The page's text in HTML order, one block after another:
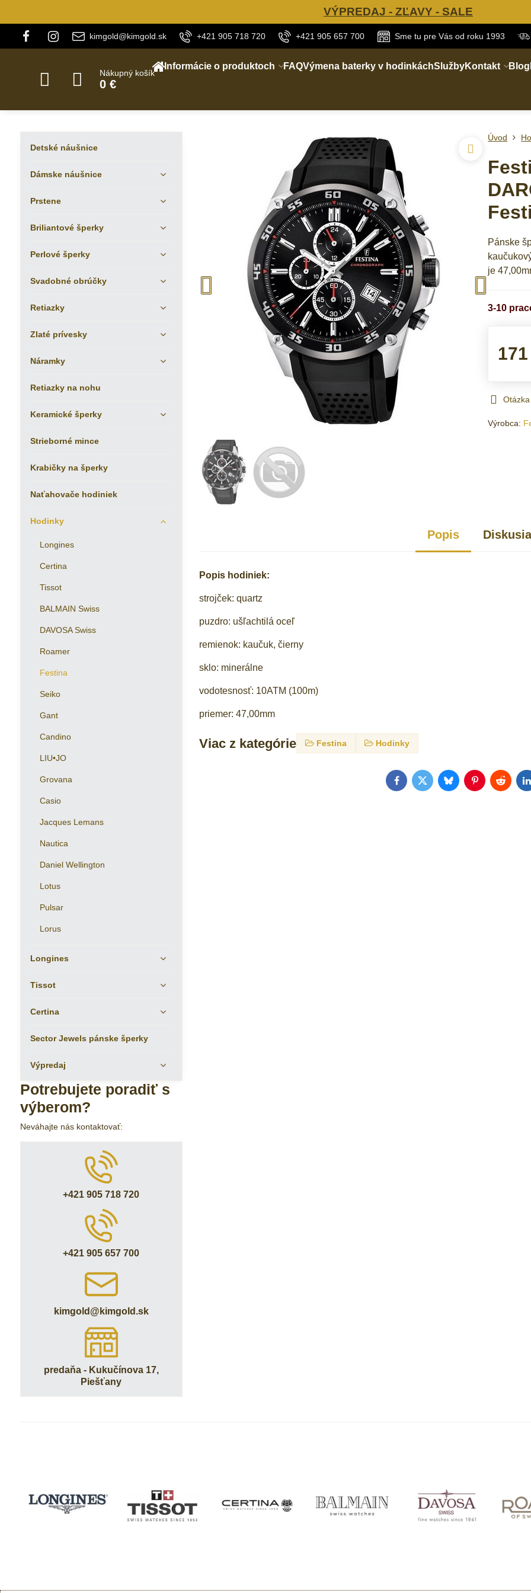
VÝPREDAJ - ZĽAVY - SALE
kimgold@kimgold.sk +421 905 718 720 +421 905 657 700 Sme tu pre Vás od roku 1993
Nákupný košík
0 €
Informácie o produktoch FAQVýmena baterky v hodinkáchSlužbyKontakt Blog
Úvod
Pánske
je
3-10
Výrobca:
Popis
Popis hodiniek:
strojček: quartz
puzdro: ušľachtilá oceľ
remienok: kaučuk, čierny
sklo: minerálne
vodotesnosť: 10ATM (100m)
priemer: 47,00mm
Viac z kategórie Festina Hodinky
FacebookTwitterBlueskyPinterestReddit
Detské náušnice
Dámske náušnice
Prstene
Briliantové šperky
Perlové šperky
Svadobné obrúčky
Retiazky
Zlaté prívesky
Náramky
Retiazky na nohu
Keramické šperky
Strieborné mince
Krabičky na šperky
Naťahovače hodiniek
Hodinky
Longines
Certina
Tissot
BALMAIN Swiss
DAVOSA Swiss
Roamer
Festina
Seiko
Gant
Candino
LIU•JO
Grovana
Casio
Jacques Lemans
Nautica
Daniel Wellington
Lotus
Pulsar
Lorus
Longines
Tissot
Certina
Sector Jewels pánske šperky
Výpredaj
Potrebujete poradiť s
výberom?
Neváhajte nás kontaktovať:
+421 905 718 720
+421 905 657 700
kimgold​@kimgold​.sk
predaňa - Kukučínova 17,
Piešťany